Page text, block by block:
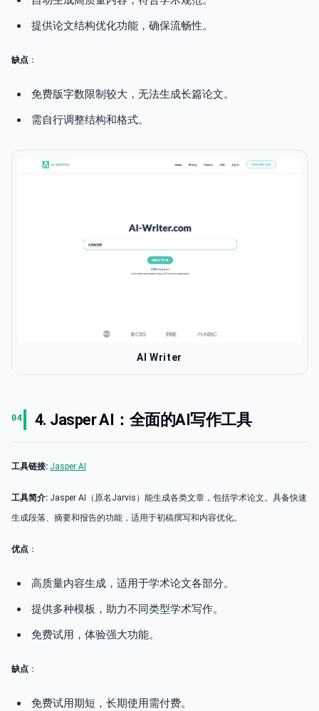
提供论文结构优化功能，确保流畅性。
缺点 ：
免费版字数限制较大，无法生成长篇论文。
需自行调整结构和格式。
AI Writer
04 4. Jasper AI：全面的AI写作工具
工具链接: Jasper AI
工具简介: Jasper AI（原名Jarvis）能生成各类文章，包括学术论文。具备快速
生成段落、摘要和报告的功能，适用于初稿撰写和内容优化。
优点 ：
高质量内容生成，适用于学术论文各部分。
提供多种模板，助力不同类型学术写作。
免费试用，体验强大功能。
缺点 ：
免费试用期短，长期使用需付费。